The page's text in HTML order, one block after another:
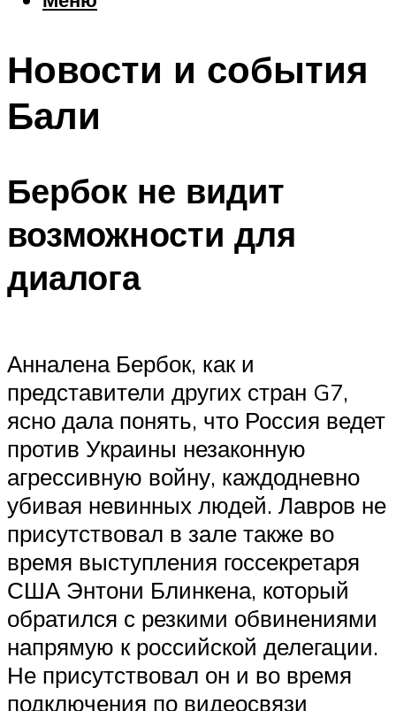
Шоппинг
Новости и события
Бали
Бербок не видит
возможности для
диалога
Анналена Бербок, как и
представители других стран G7,
ясно дала понять, что Россия ведет
против Украины незаконную
агрессивную войну, каждодневно
убивая невинных людей. Лавров не
присутствовал в зале также во
время выступления госсекретаря
США Энтони Блинкена, который
обратился с резкими обвинениями
напрямую к российской делегации.
Не присутствовал он и во время
подключения по видеосвязи